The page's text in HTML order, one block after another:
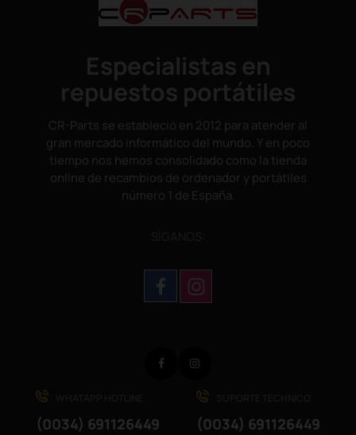
Especialistas en
repuestos portátiles
CR-Parts se estableció en 2012 para atender al
gran mercado informático del mundo. Y en poco
tiempo nos hemos consolidado como la tienda
online de recambios de ordenador y portátiles
número 1 de España.
(0034) 691126449 (0034) 691126449
Facebook